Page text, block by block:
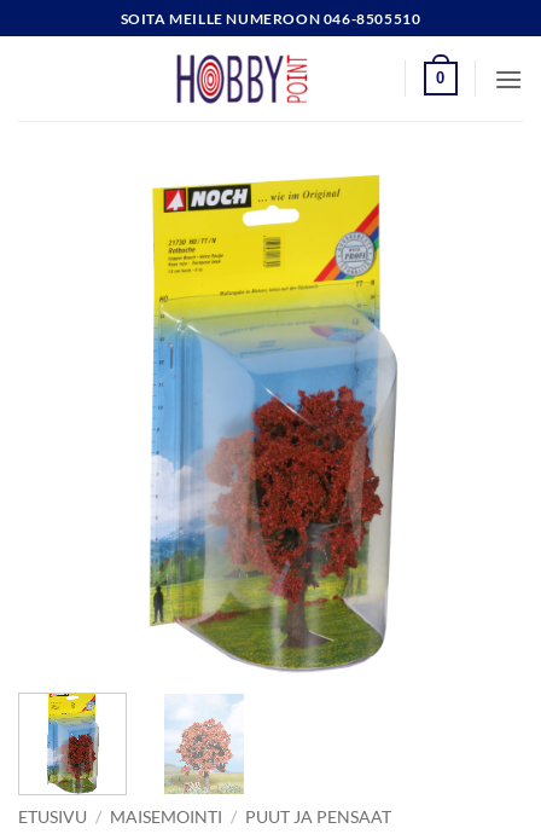
to
SOITA MEILLE NUMEROON 046-8505510
0
ETUSIVU / MAISEMOINTI / PUUT JA PENSAAT